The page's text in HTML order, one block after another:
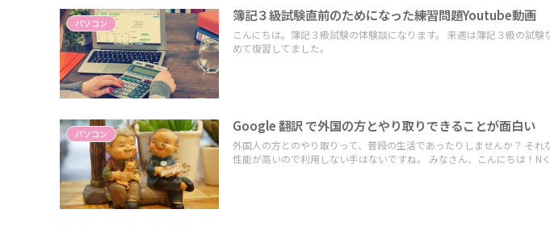
パソコン 簿記３級試験直前のためになった練習問題Youtube動画
こんにちは。簿記３級試験の体験談になります。 来週は簿記３級の試
めて復習してました。
パソコン Google 翻訳 で外国の方とやり取りできることが面白い
外国人の方とのやり取りって、普段の生活であったりしませんか？ そ
性能が高いので利用しない手はないですね。 みなさん、こんにちは！Nく